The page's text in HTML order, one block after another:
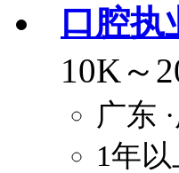
口腔
10K～
广东
1年以